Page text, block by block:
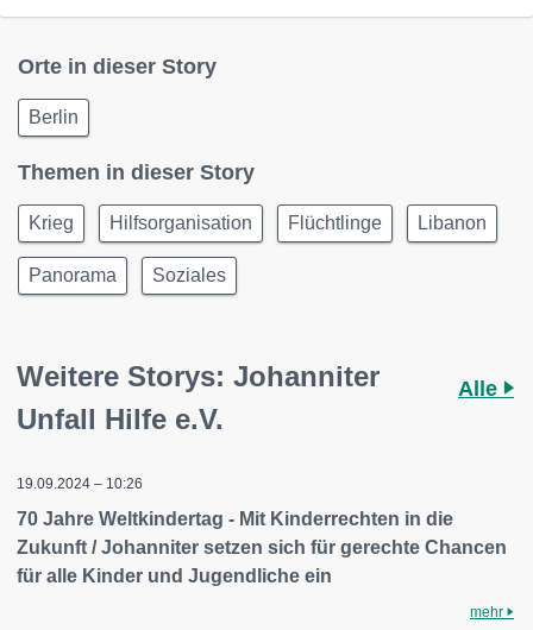
Orte in dieser Story
Berlin
Themen in dieser Story
Krieg Hilfsorganisation Flüchtlinge Libanon
Panorama Soziales
Weitere Storys: Johanniter
Unfall Hilfe e.V.
Alle
19.09.2024 – 10:26
70 Jahre Weltkindertag - Mit Kinderrechten in die
Zukunft / Johanniter setzen sich für gerechte Chancen
für alle Kinder und Jugendliche ein
mehr